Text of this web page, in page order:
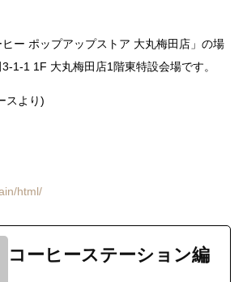
ヒー ポップアップストア 大丸梅田店」の場
1-1 1F 大丸梅田店1階東特設会場です。
スより)
html/
コーヒーステーション編